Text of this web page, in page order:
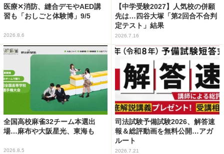
医療✕消防、縫合デモやAED講
習も「おしごと体験博」9/5
2026.8.6
【中学受験2027】人気校の併願
先は…四谷大塚「第2回合不合判
定テスト」結果
2026.7.16
全国高校麻雀32チーム本選出
場…麻布や大阪星光、東海も
2026.8.5
司法試験予備試験2026、解答速
報＆総評動画を無料公開…アガ
ルート
2026.7.21